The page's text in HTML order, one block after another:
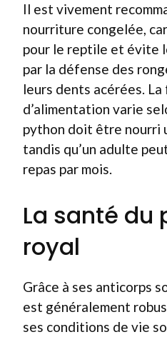
Il est vivement
nourriture congelée,
pour le reptile et évite
par la défense des
leurs dents acérées.
d’alimentation varie
python doit être nourri
tandis qu’un adulte
repas par mois.
La santé du
royal
Grâce à ses anticorps
est généralement
ses conditions de vie